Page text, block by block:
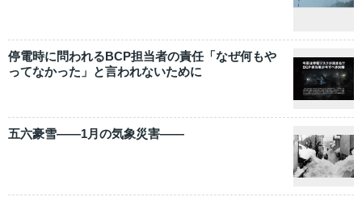
停電時に問われるBCP担当者の責任「なぜ何もや
ってなかった」と言われないために
五六豪雪――1月の気象災害――